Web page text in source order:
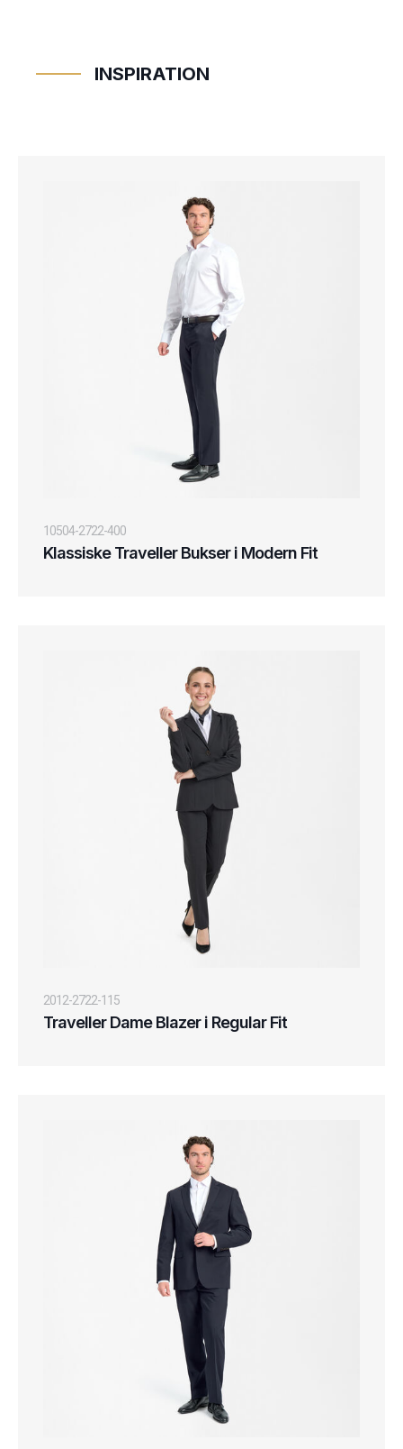
INSPIRATION
10504-2722-400
Klassiske Traveller Bukser i Modern Fit
2012-2722-115
Traveller Dame Blazer i Regular Fit